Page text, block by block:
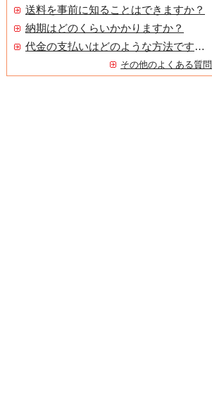
送料を事前に知ることはできますか？
納期はどのくらいかかりますか？
代金の支払いはどのような方法ですか？
その他のよくある質問